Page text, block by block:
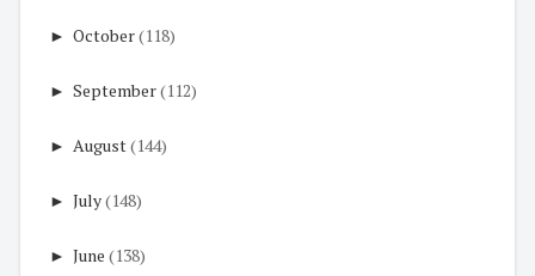
► October(118)
► September(112)
► August(144)
► July(148)
► June (138)